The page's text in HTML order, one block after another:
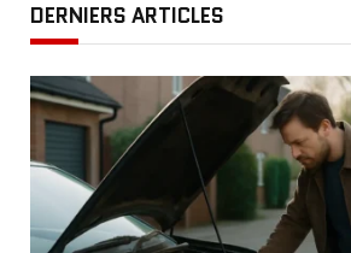
DERNIERS ARTICLES